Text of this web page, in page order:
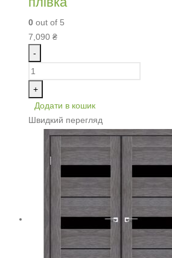
0 out of 5
7,090 ₴
-
+
Додати в кошик
Швидкий перегляд